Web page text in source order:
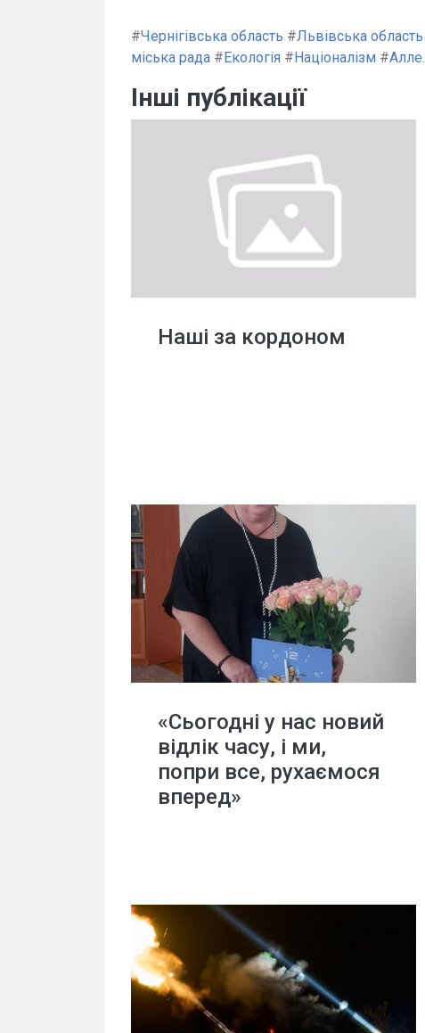
#Чернігівська область #Львівська область
міська рада # Екологія # Націоналізм #Алле.
Інші публікації
Наші за кордоном
«Сьогодні у нас новий
відлік часу, і ми,
попри все, рухаємося
вперед»